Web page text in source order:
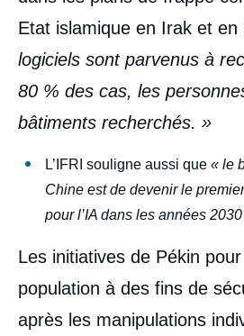
Etat islamique en Irak et en
logiciels sont parvenus à
80 % des cas, les
bâtiments recherchés. »
L’IFRI souligne aussi que « le
Chine est de devenir le
pour l’IA dans les années
Les initiatives de Pékin
population à des fins de
après les manipulations